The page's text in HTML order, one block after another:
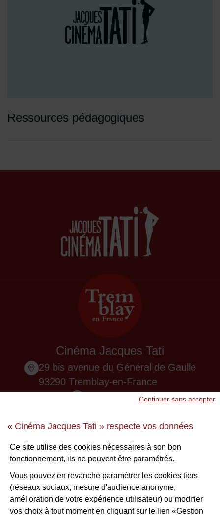
« Cinéma Jacques Tati » respecte vos données
Ce site utilise des cookies nécessaires à son bon
fonctionnement, ils ne peuvent être paramétrés.
Vous pouvez en revanche paramétrer les cookies tiers
(réseaux sociaux, mesure d'audience anonyme,
amélioration de votre expérience utilisateur) ou modifier
vos choix à tout moment en cliquant sur le lien «Gestion
Continuer sans accepter
Ressources pédagogiques
Cinéma Jacques Tati
29 bis avenue du Général de Gaulle
93290 Tremblay-en-France
01 48 61 87 55
Ne ratez aucune infos !
Voir nos brochures